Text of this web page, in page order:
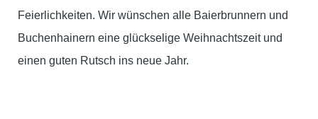
Feierlichkeiten. Wir wünschen alle Baierbrunnern und
Buchenhainern eine glückselige Weihnachtszeit und
einen guten Rutsch ins neue Jahr.